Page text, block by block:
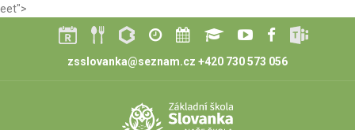
eet">
zsslovanka@seznam.cz +420 730 573 056